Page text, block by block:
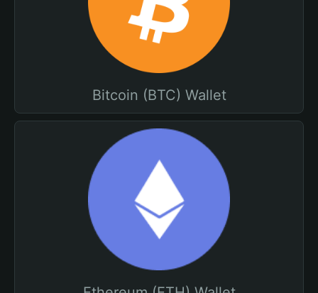
Bitcoin (BTC) Wallet